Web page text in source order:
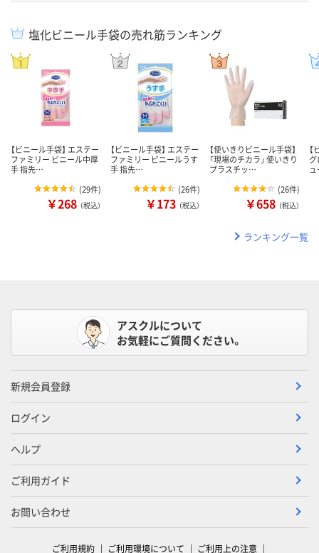
塩化ビニール手袋の売れ筋ランキング
【ビニール手袋】 エステー
ファミリー ビニール中厚
手 指先…
(29件)
￥268 （税込）
【ビニール手袋】 エステー
ファミリー ビニールうす
手 指先…
(26件)
￥173 （税込）
【使いきりビニール手袋】
「現場のチカラ」 使いきり
プラスチッ…
(26件)
￥658 （税込）
ランキング一覧
アスクルについて
お気軽にご質問ください。
新規会員登録
ログイン
ヘルプ
ご利用ガイド
お問い合わせ
ご利用規約 ご利用環境について ご利用上の注意